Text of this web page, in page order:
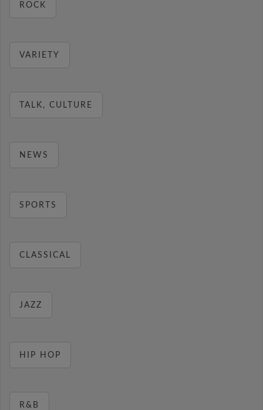
ROCK
VARIETY
TALK, CULTURE
NEWS
SPORTS
CLASSICAL
JAZZ
HIP HOP
R&B